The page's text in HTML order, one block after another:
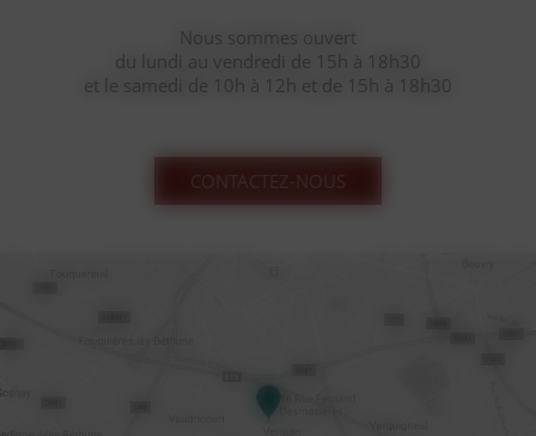
Nous sommes ouvert
du lundi au vendredi de 15h à 18h30
et le samedi de 10h à 12h et de 15h à 18h30